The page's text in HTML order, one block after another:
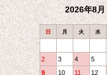
2026年8月
日 月 火 水
2
3 4 5
9
10 11 12